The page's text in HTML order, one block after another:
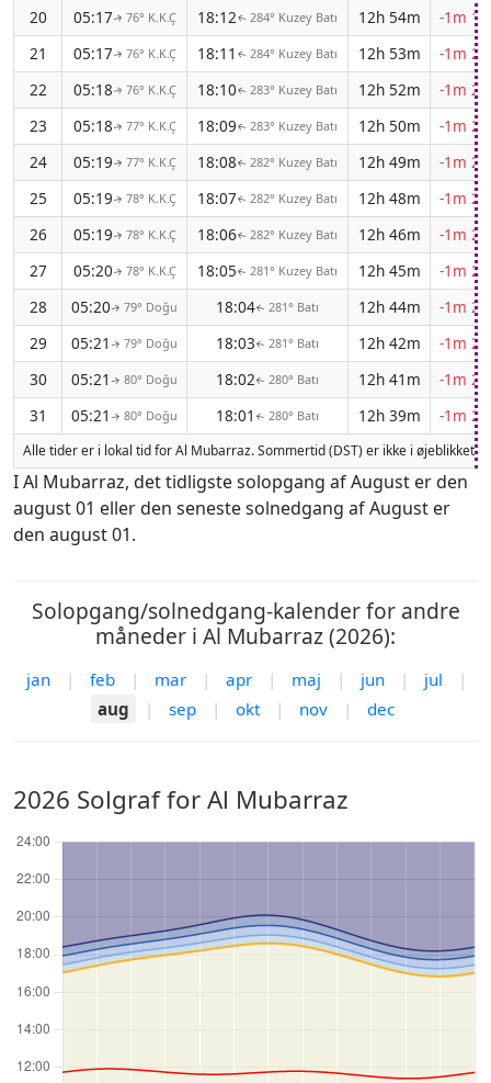
20
05:17↑ 76° K.K.Ç 18:12↑ 284° Kuzey Batı 12h 54m
-1m
21
05:17↑ 76° K.K.Ç 18:11 ↑ 284° Kuzey Batı 12h 53m
-1m
22
05:18↑ 76° K.K.Ç 18:10↑ 283° Kuzey Batı 12h 52m
-1m
23
05:18↑ 77° K.K.Ç 18:09↑ 283° Kuzey Batı 12h 50m
-1m
24
05:19↑ 77° K.K.Ç 18:08↑ 282° Kuzey Batı 12h 49m
-1m
25
05:19↑ 78° K.K.Ç 18:07↑ 282° Kuzey Batı 12h 48m
-1m
26
05:19↑ 78° K.K.Ç 18:06↑ 282° Kuzey Batı 12h 46m
-1m
27
05:20↑ 78° K.K.Ç 18:05↑ 281° Kuzey Batı 12h 45m
-1m
28
05:20↑ 79° Doğu 18:04↑ 281° Batı 12h 44m
-1m
29
05:21 ↑ 79° Doğu 18:03↑ 281° Batı 12h 42m
-1m
30
05:21 ↑ 80° Doğu 18:02↑ 280° Batı 12h 41m
-1m
31
05:21 ↑ 80° Doğu 18:01 ↑ 280° Batı 12h 39m -1m
Alle tider er i lokal tid for Al Mubarraz. Sommertid (DST) er ikke i øjeblikket
I Al Mubarraz, det tidligste solopgang af August er den
august 01 eller den seneste solnedgang af August er
den august 01.
Solopgang/solnedgang-kalender for andre
måneder i Al Mubarraz (2026):
jan | feb | mar | apr | maj | jun | jul
|
aug
| sep | okt | nov | dec
2026 Solgraf for Al Mubarraz